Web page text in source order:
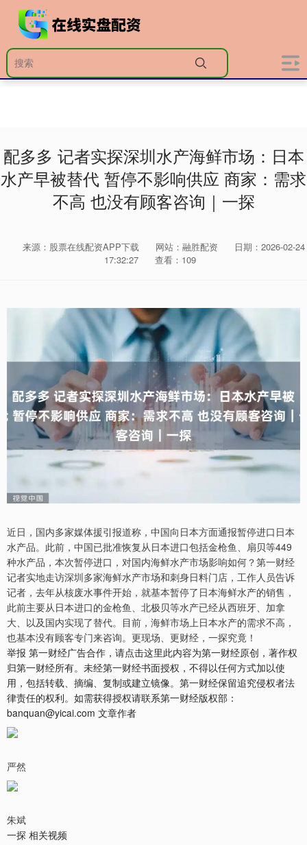
配多多 记者实探深圳水产海鲜市场：日本
水产早被替代 暂停不影响供应 商家：需求
不高 也没有顾客咨询｜一探
来源：股票在线配资APP下载 网站：融胜配资
日期：2026-02-24
17:32:27
查看：109
近日，国内多家媒体援引报道称，中国向日本方面通报暂停进口日本
水产品。此前，中国已批准恢复从日本进口包括金枪鱼、扇贝等449
种水产品，本次暂停进口，对国内海鲜水产市场影响如何？第一财经
记者实地走访深圳多家海鲜水产市场和刺身日料门店，工作人员告诉
记者，去年从核废水事件开始，就基本暂停了日本海鲜水产的销售，
此前主要从日本进口的金枪鱼、北极贝等水产已经从西班牙、加拿
大、以及国内实现了替代。目前，海鲜市场上日本水产的需求不高，
也基本没有顾客专门来咨询。更现场、更财经，一探究竟！
举报 第一财经广告合作，请点击这里此内容为第一财经原创，著作权
归第一财经所有。未经第一财经书面授权，不得以任何方式加以使
用，包括转载、摘编、复制或建立镜像。第一财经保留追究侵权者法
律责任的权利。如需获得授权请联系第一财经版权部：
banquan@yicai.com 文章作者
严然
朱斌
一探 相关视频